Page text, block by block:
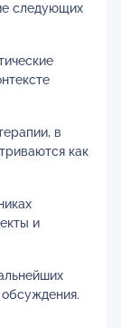
следующих
в
как
и